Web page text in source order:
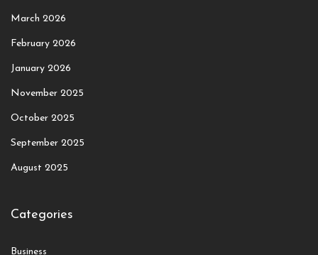
March 2026
February 2026
January 2026
November 2025
October 2025
September 2025
August 2025
Categories
Business